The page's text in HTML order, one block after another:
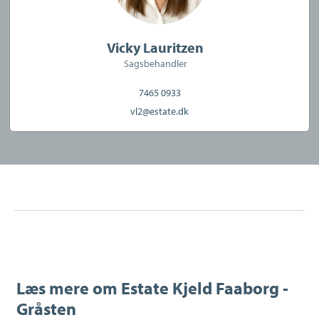
Vicky Lauritzen
Sagsbehandler
7465 0933
vl2@estate.dk
Læs mere om Estate Kjeld Faaborg -
Gråsten